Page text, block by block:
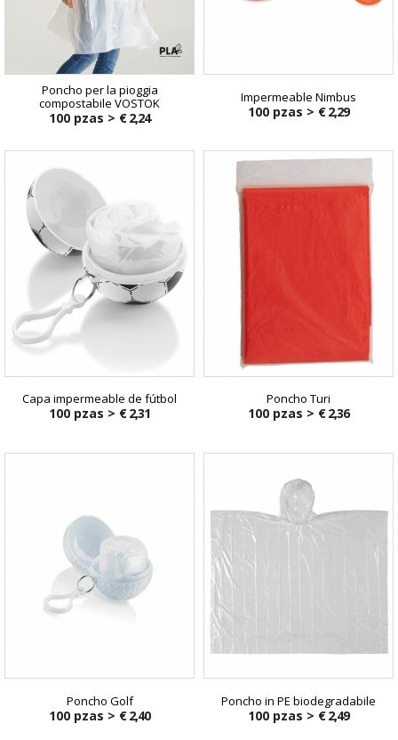
Poncho per la pioggia
compostabile VOSTOK
100 pzas > € 2,24
Impermeable Nimbus
100 pzas > € 2,29
Capa impermeable de fútbol
100 pzas > € 2,31
Poncho Turi
100 pzas > € 2,36
Poncho Golf
100 pzas > € 2,40
Poncho in PE biodegradabile
100 pzas > € 2,49